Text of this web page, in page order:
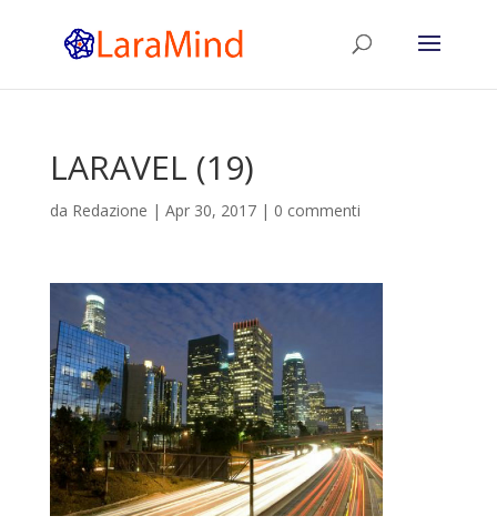
LARAVEL (19)
da Redazione | Apr 30, 2017| 0 commenti